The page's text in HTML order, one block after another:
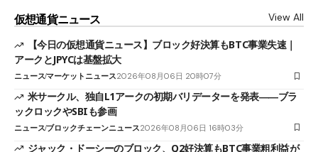
仮想通貨ニュース View All
【今日の仮想通貨ニュース】ブロック好決算もBTC事業失速｜
アークとJPYCは基盤拡大
ニュースマーケットニュース2026年08月06日 20時07分
米サークル、独自L1アークの初期バリデーターを発表――ブラ
ックロックやSBIも参画
ニュースブロックチェーンニュース2026年08月06日 16時03分
ジャック・ドーシーのブロック、Q2好決算もBTC事業粗利益が